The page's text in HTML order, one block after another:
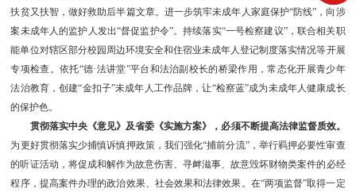
扶贫又扶智，做好救助后半篇文章。进一步筑牢未成年人家庭保护“防线”，向涉
案未成年人的监护人发出“督促监护令”。持续落实“一号检察建议”，联合相关职
能单位对辖区部分校园周边环境安全和住宿业未成年人登记制度落实情况等开展
专项检查。依托“德·法讲堂”平台和法治副校长的桥梁作用，常态化开展青少年
法治教育，创建“金扣子”未成年人工作品牌，让“检察蓝”成为未成年人健康成长
的保护色。
贯彻落实中央《意见》及省委《实施方案》，必须不断提高法律监督质效。
为更好贯彻落实少捕慎诉慎押政策，我们强化“捕前分流”，举行羁押必要性审查
的听证活动，将促成和解作为故意伤害、寻衅滋事、故意毁坏财物类案件的必经
程序，提高案件办理的政治效果、社会效果和法律效果。在“两项监督”取得一定